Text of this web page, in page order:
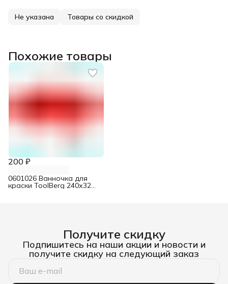
Не указана Товары со скидкой
Похожие товары
200 ₽
0601026 Ванночка для
краски ToolBerg 240х320
Получите скидку
Подпишитесь на наши акции и новости и
получите скидку на следующий заказ